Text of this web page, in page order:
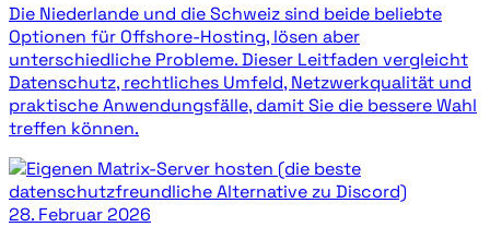
Die Niederlande und die Schweiz sind beide beliebte
Optionen für Offshore-Hosting, lösen aber
unterschiedliche Probleme. Dieser Leitfaden vergleicht
Datenschutz, rechtliches Umfeld, Netzwerkqualität und
praktische Anwendungsfälle, damit Sie die bessere Wahl
treffen können.
28. Februar 2026